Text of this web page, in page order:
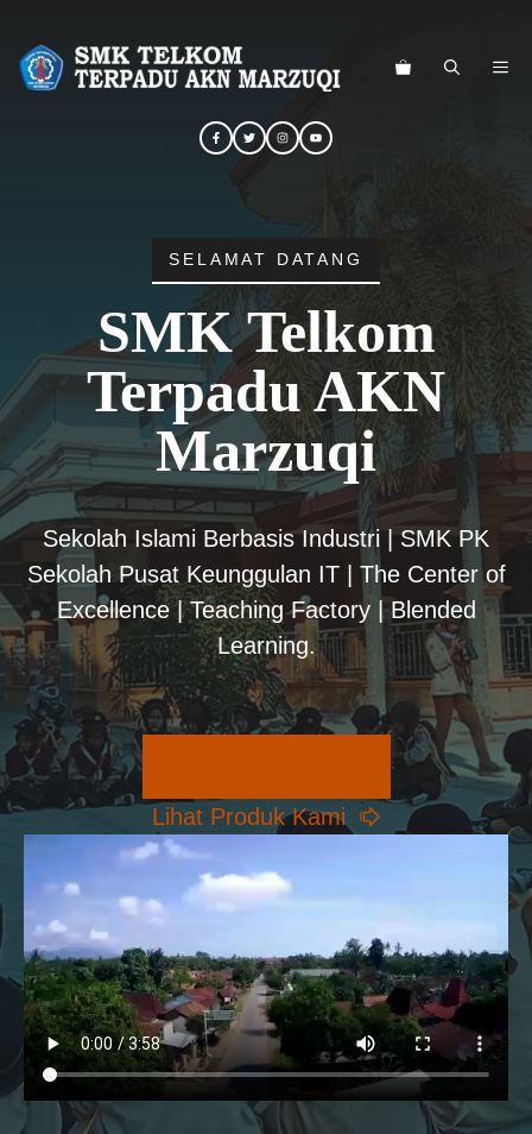
SELAMAT DATANG
SMK Telkom
Terpadu AKN
Marzuqi
Sekolah Islami Berbasis Industri | SMK PK
Sekolah Pusat Keunggulan IT | The Center of
Excellence | Teaching Factory | Blended
Learning.
Lihat Produk Kami